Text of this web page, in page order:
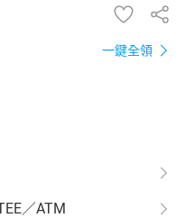
一鍵全領
／ATM